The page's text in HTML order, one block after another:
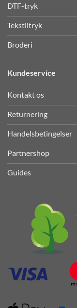
DTF-tryk
Tekstiltryk
Broderi
Kundeservice
Kontakt os
Returnering
Handelsbetingelser
Partnershop
Guides